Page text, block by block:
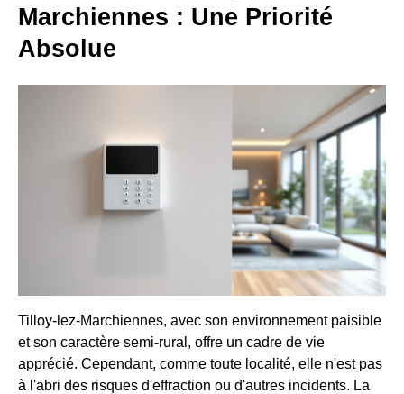
Marchiennes : Une Priorité
Absolue
Tilloy-lez-Marchiennes, avec son environnement paisible
et son caractère semi-rural, offre un cadre de vie
apprécié. Cependant, comme toute localité, elle n'est pas
à l'abri des risques d'effraction ou d'autres incidents. La